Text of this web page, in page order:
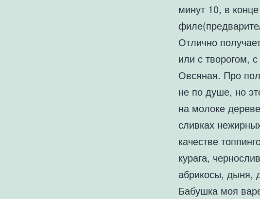
минут 10, в
Отлично
или с творогом,
Овсяная. Про
не по душе, но
на молоке
сливках
качестве
курага,
абрикосы, дыня,
Бабушка моя